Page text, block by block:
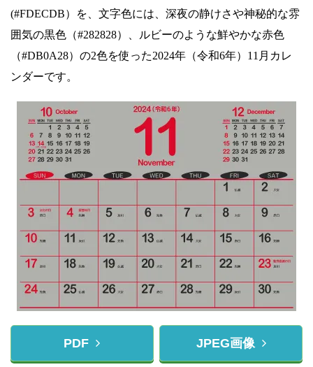
(#FDECDB）を、文字色には、深夜の静けさや神秘的な雰
囲気の黒色（#282828）、ルビーのような鮮やかな赤色
（#DB0A28）の2色を使った2024年（令和6年）11月カレ
ンダーです。
PDF JPEG画像